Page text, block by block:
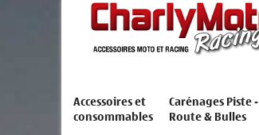
Accessoires et
consommables
Carénages Piste -
Route & Bulles